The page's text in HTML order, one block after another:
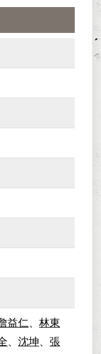
益仁、 林東
、 沈坤、 張